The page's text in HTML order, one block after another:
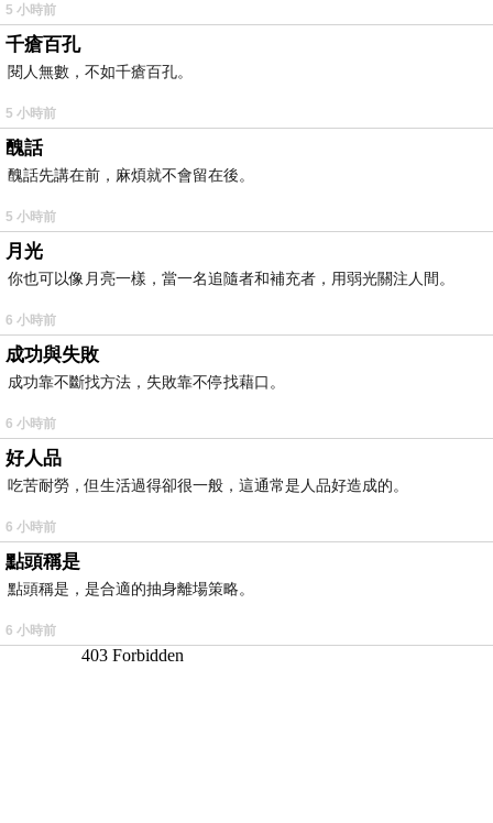
5 小時前
千瘡百孔
閱人無數，不如千瘡百孔。
5 小時前
醜話
醜話先講在前，麻煩就不會留在後。
5 小時前
月光
你也可以像月亮一樣，當一名追隨者和補充者，用弱光關注人間。
6 小時前
成功與失敗
成功靠不斷找方法，失敗靠不停找藉口。
6 小時前
好人品
吃苦耐勞，但生活過得卻很一般，這通常是人品好造成的。
6 小時前
點頭稱是
點頭稱是，是合適的抽身離場策略。
6 小時前